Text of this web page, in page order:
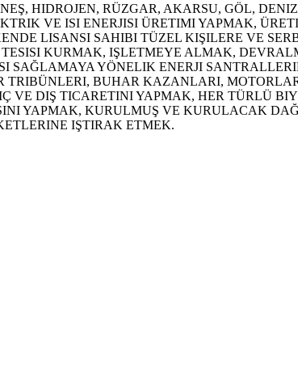
HIDROJEN, RÜZGAR, AKARSU, GÖL,
VE ISI ENERJISI ÜRETIMI YAPMAK,
LISANSI SAHIBI TÜZEL KIŞILERE VE
KURMAK, IŞLETMEYE ALMAK,
SAĞLAMAYA YÖNELIK ENERJI
BUHAR KAZANLARI,
DIŞ TICARETINI YAPMAK, HER TÜRLÜ
YAPMAK, KURULMUŞ VE KURULACAK
IŞTIRAK ETMEK.